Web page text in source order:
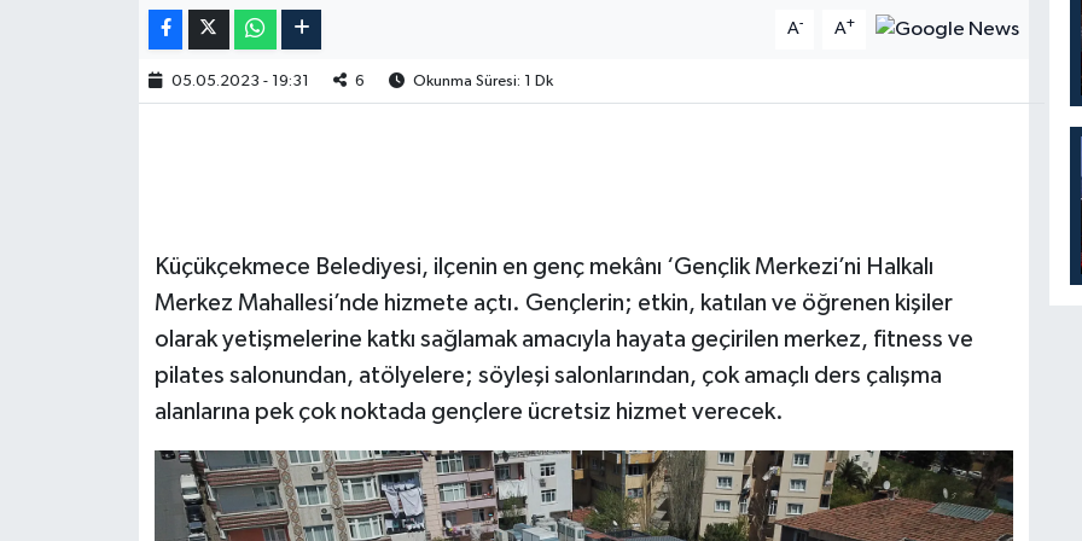
A- A+
05.05.2023 - 19:31 6 Okunma Süresi: 1 Dk
Küçükçekmece Belediyesi, ilçenin en genç mekânı ‘Gençlik Merkezi’ni Halkalı
Merkez Mahallesi’nde hizmete açtı. Gençlerin; etkin, katılan ve öğrenen kişiler
olarak yetişmelerine katkı sağlamak amacıyla hayata geçirilen merkez, fitness ve
pilates salonundan, atölyelere; söyleşi salonlarından, çok amaçlı ders çalışma
alanlarına pek çok noktada gençlere ücretsiz hizmet verecek.